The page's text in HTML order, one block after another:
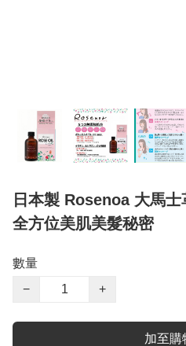
日本製 Rosenoa 大馬士
全方位美肌美髮秘密
數量
−
+
加至購